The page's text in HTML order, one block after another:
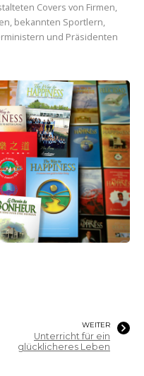
Covers von Firmen,
bekannten Sportlern,
und Präsidenten
WEITER
Unterricht für ein
glücklicheres Leben